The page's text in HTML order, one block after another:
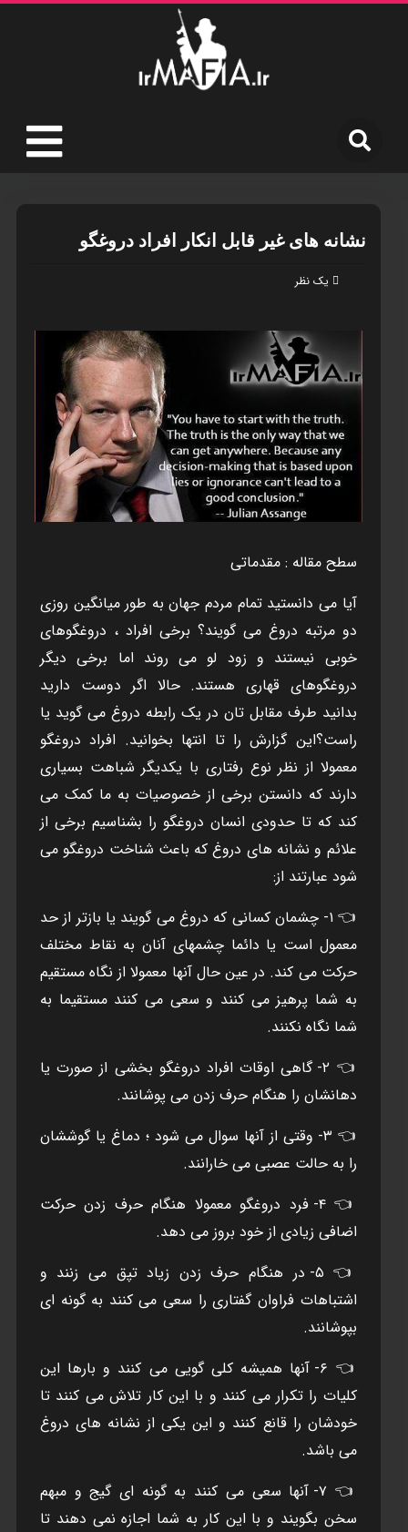
نشانه های غیر قابل انکار افراد دروغگو
یک نظر
سطح مقاله : مقدماتی
آیا می دانستید تمام مردم جهان به طور میانگین روزی
دو مرتبه دروغ می گویند؟ برخی افراد ، دروغگوهای
خوبی نیستند و زود لو می روند اما برخی دیگر
دروغگوهای قهاری هستند. حالا اگر دوست دارید
بدانید طرف مقابل تان در یک رابطه دروغ می گوید یا
راست؟این گزارش را تا انتها بخوانید. افراد دروغگو
معمولا از نظر نوع رفتاری با یکدیگر شباهت بسیاری
دارند که دانستن برخی از خصوصیات به ما کمک می
کند که تا حدودی انسان دروغگو را بشناسیم برخی از
علائم و نشانه های دروغ که باعث شناخت دروغگو می
شود عبارتند از:
👈 ۱- چشمان کسانی که دروغ می گویند یا بازتر از حد
معمول است یا دائما چشمهای آنان به نقاط مختلف
حرکت می کند. در عین حال آنها معمولا از نگاه مستقیم
به شما پرهیز می کنند و سعی می کنند مستقیما به
شما نگاه نکنند.
👈 ۲- گاهی اوقات افراد دروغگو بخشی از صورت یا
دهانشان را هنگام حرف زدن می پوشانند.
👈 ۳- وقتی از آنها سوال می شود ؛ دماغ یا گوششان
را به حالت عصبی می خارانند.
👈 ۴- فرد دروغگو معمولا هنگام حرف زدن حرکت
اضافی زیادی از خود بروز می دهد.
👈 ۵- در هنگام حرف زدن زیاد تپق می زنند و
اشتباهات فراوان گفتاری را سعی می کنند به گونه ای
بپوشانند.
👈 ۶- آنها همیشه کلی گویی می کنند و بارها این
کلیات را تکرار می کنند و با این کار تلاش می کنند تا
خودشان را قانع کنند و اين يکی از نشانه های دروغ
می باشد.
👈 ۷- آنها سعی می کنند به گونه ای گیج و مبهم
سخن بگویند و با این کار به شما اجازه نمی دهند تا